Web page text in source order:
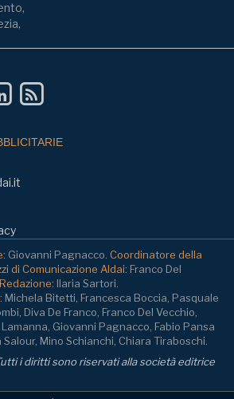
Giovanni Pagnacco. Coordinatore della
di Comunicazione Aldai: Franco Del
Ilaria Sartori.
Michela Bitetti, Francesca Boccia, Pasquale
Diva De Franco, Franco Del Vecchio,
Giovanni Pagnacco, Fabio Pansa
Mino Schianchi, Chiara Tiraboschi.
i diritti sono riservati alla società editrice